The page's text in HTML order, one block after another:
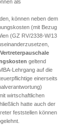
als
können neben dem
(mit Bezug
(GZ RV/2338-W/13
Vertreterpauschale
geltend
Lehrgang auf die
einerseits
wirtschaftlichen
hatte auch der
feststellen können